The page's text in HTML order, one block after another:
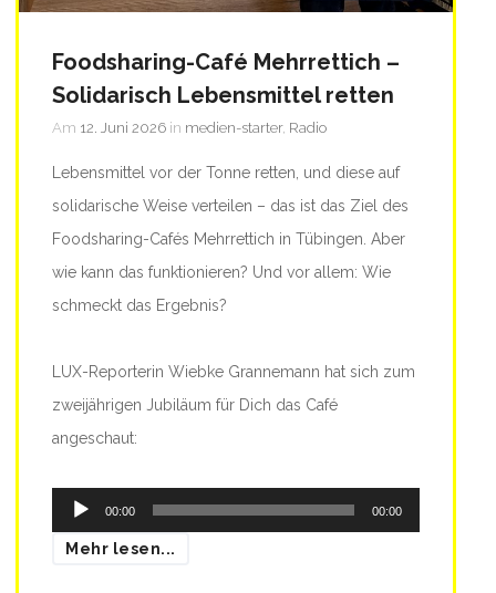
Foodsharing-Café Mehrrettich –
Solidarisch Lebensmittel retten
Am 12. Juni 2026 in medien-starter, Radio
Lebensmittel vor der Tonne retten, und diese auf
solidarische Weise verteilen – das ist das Ziel des
Foodsharing-Cafés Mehrrettich in Tübingen. Aber
wie kann das funktionieren? Und vor allem: Wie
schmeckt das Ergebnis?
LUX-Reporterin Wiebke Grannemann hat sich zum
zweijährigen Jubiläum für Dich das Café
angeschaut:
Audio-
Player
00:00 00:00
Mehr lesen...